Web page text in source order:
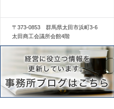
〒373-0853 群馬県太田市浜町3-6
太田商工会議所会館4階